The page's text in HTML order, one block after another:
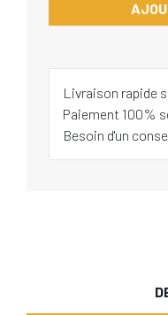
Livraison rapide
Paiement 100%
Besoin d'un